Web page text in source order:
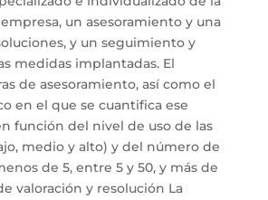
un asesoramiento y una
y un seguimiento y
medidas implantadas. El
de asesoramiento, así como el
en el que se cuantifica ese
función del nivel de uso de las
medio y alto) y del número de
de 5, entre 5 y 50, y más de
valoración y resolución La